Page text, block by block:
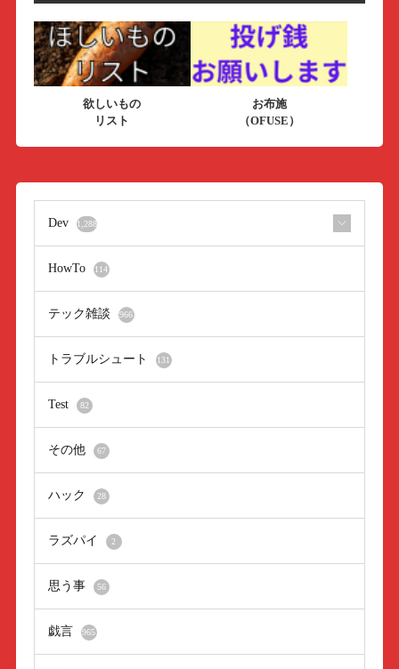
欲しいもの
リスト
お布施
（OFUSE）
Dev 1,288
HowTo 114
テック雑談 966
トラブルシュート 131
Test 82
その他 67
ハック 28
ラズパイ 2
思う事 56
戯言 965